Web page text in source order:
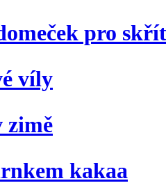
pro
víly
zimě
kakaa